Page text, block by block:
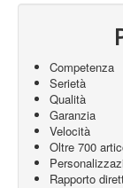
Competenza
Serietà
Qualità
Garanzia
Velocità
Oltre 700
Rapporto